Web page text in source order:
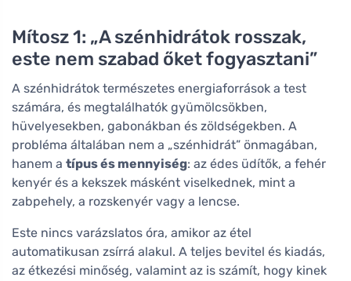
Mítosz 1: „A szénhidrátok rosszak,
este nem szabad őket fogyasztani”
A szénhidrátok természetes energiaforrások a test
számára, és megtalálhatók gyümölcsökben,
hüvelyesekben, gabonákban és zöldségekben. A
probléma általában nem a „szénhidrát” önmagában,
hanem a típus és mennyiség: az édes üdítők, a fehér
kenyér és a kekszek másként viselkednek, mint a
zabpehely, a rozskenyér vagy a lencse.
Este nincs varázslatos óra, amikor az étel
automatikusan zsírrá alakul. A teljes bevitel és kiadás,
az étkezési minőség, valamint az is számít, hogy kinek